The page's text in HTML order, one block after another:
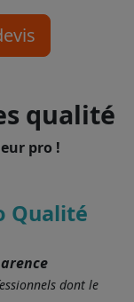
qualité
pro !
Qualité
dont le